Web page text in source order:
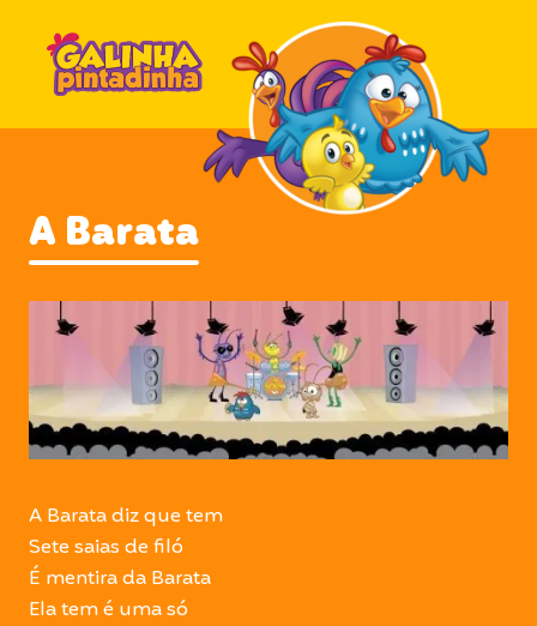
A Barata
A Barata diz que tem
Sete saias de filó
É mentira da Barata
Ela tem é uma só